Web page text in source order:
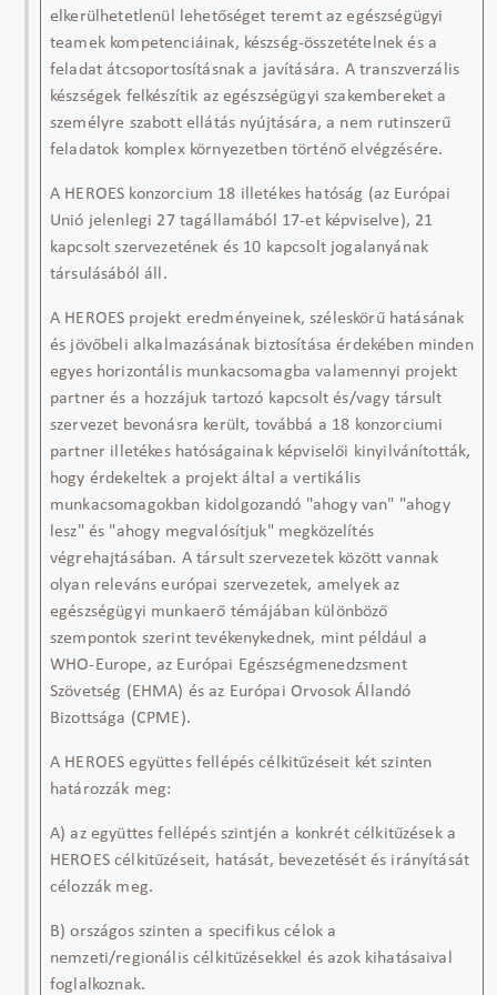
elkerülhetetlenül lehetőséget teremt az egészségügyi
teamek kompetenciáinak, készség-összetételnek és a
feladat átcsoportosításnak a javítására. A transzverzális
készségek felkészítik az egészségügyi szakembereket a
személyre szabott ellátás nyújtására, a nem rutinszerű
feladatok komplex környezetben történő elvégzésére.
A HEROES konzorcium 18 illetékes hatóság (az Európai
Unió jelenlegi 27 tagállamából 17-et képviselve), 21
kapcsolt szervezetének és 10 kapcsolt jogalanyának
társulásából áll.
A HEROES projekt eredményeinek, széleskörű hatásának
és jövőbeli alkalmazásának biztosítása érdekében minden
egyes horizontális munkacsomagbavalamennyi projekt
partner és a hozzájuk tartozó kapcsolt és/vagy társult
szervezet bevonásra került, továbbá a 18 konzorciumi
partner illetékes hatóságainak képviselői kinyilvánították,
hogy érdekeltek a projekt által a vertikális
munkacsomagokban kidolgozandó "ahogy van" "ahogy
lesz" és "ahogy megvalósítjuk" megközelítés
végrehajtásában. A társult szervezetek között vannak
olyan releváns európai szervezetek, amelyek az
egészségügyi munkaerő témájában különböző
szempontok szerint tevékenykednek, mint például a
WHO-Europe, az Európai Egészségmenedzsment
Szövetség (EHMA) és az Európai Orvosok Állandó
Bizottsága (CPME).
A HEROES együttes fellépés célkitűzéseit két szinten
határozzák meg:
A) az együttes fellépés szintjén a konkrét célkitűzések a
HEROES célkitűzéseit, hatását, bevezetését és irányítását
célozzák meg.
B) országos szinten a specifikus cél ok a
nemzeti/regionális célkitűzésekkel és azok kihatásaival
foglalkoznak.